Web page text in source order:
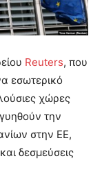
Reuters, που
εσωτερικό
χώρες
την
στην ΕΕ,
δεσμεύσεις